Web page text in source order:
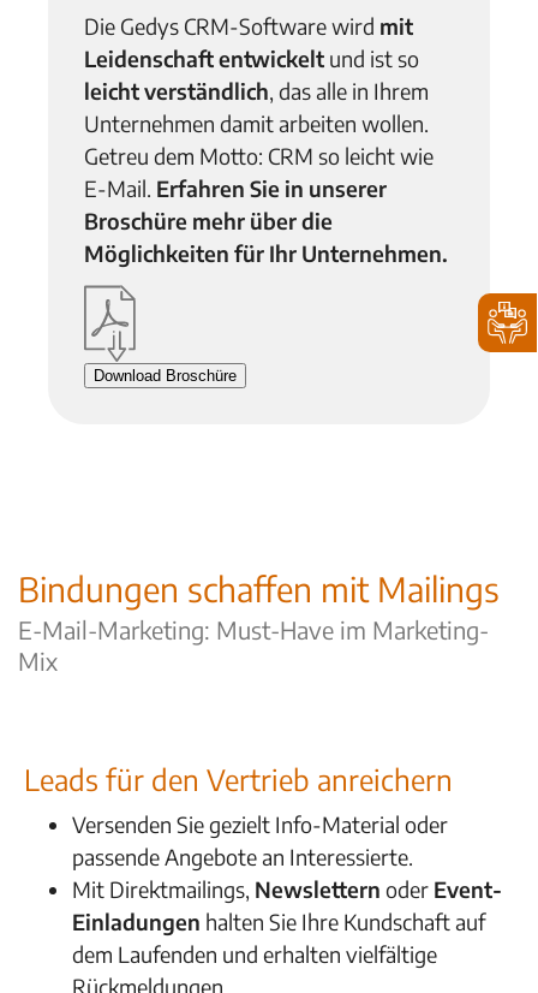
Die Gedys CRM-Software wird mit
Leidenschaft entwickelt und ist so
leicht verständlich, das alle in Ihrem
Unternehmen damit arbeiten wollen.
Getreu dem Motto: CRM so leicht wie
E-Mail. Erfahren Sie in unserer
Broschüre mehr über die
Möglichkeiten für Ihr Unternehmen.
Download Broschüre
Bindungen schaffen mit Mailings
E-Mail-Marketing: Must-Have im Marketing-
Mix
Leads für den Vertrieb anreichern
Versenden Sie gezielt Info-Material oder
passende Angebote an Interessierte.
Mit Direktmailings, Newslettern oder Event-
Einladungen halten Sie Ihre Kundschaft auf
dem Laufenden und erhalten vielfältige
Rückmeldungen.